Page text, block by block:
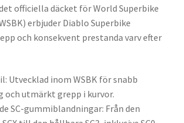
officiella däcket för World Superbike
erbjuder Diablo Superbike
och konsekvent prestanda varv efter
Utvecklad inom WSBK för snabb
och utmärkt grepp i kurvor.
SC-gummiblandningar: Från den